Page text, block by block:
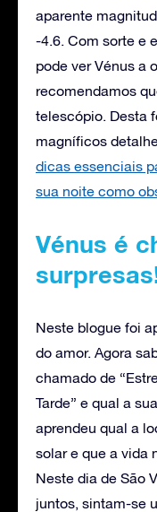
aparente
-4.6. Com sorte e
pode ver Vénus a
recomendamos
telescópio. Desta
magníficos
dicas essenciais
sua noite como
Vénus é
Neste blogue foi
do amor. Agora
chamado de
Tarde” e qual a
aprendeu qual a
solar e que a vida
Neste dia de São
juntos, sintam-se